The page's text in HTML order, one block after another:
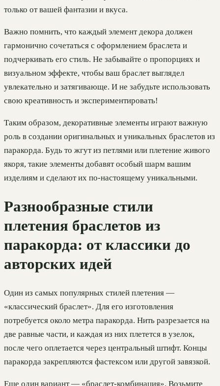
только от вашей фантазии и вкуса.
Важно помнить, что каждый элемент декора должен
гармонично сочетаться с оформлением браслета и
подчеркивать его стиль. Не забывайте о пропорциях и
визуальном эффекте, чтобы ваш браслет выглядел
увлекательно и затягивающе. И не забудьте использовать
свою креативность и экспериментировать!
Таким образом, декоративные элементы играют важную
роль в создании оригинальных и уникальных браслетов из
паракорда. Будь то жгут из петлями или плетение живого
якоря, такие элементы добавят особый шарм вашим
изделиям и сделают их по-настоящему уникальными.
Разнообразные стили
плетения браслетов из
паракорда: от классики до
авторских идей
Один из самых популярных стилей плетения —
«классический браслет». Для его изготовления
потребуется около метра паракорда. Нить разрезается на
две равные части, и каждая из них плетется в узелок,
после чего оплетается через центральный штифт. Концы
паракорда закрепляются фастексом или другой завязкой.
Еще один вариант — «браслет-комбинация». Возьмите